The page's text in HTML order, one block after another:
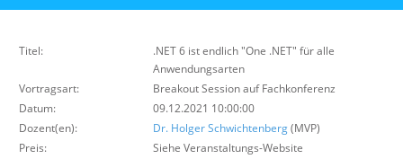
Über uns
Titel:
.NET 6 ist endlich "One .NET" für alle
Anwendungsarten
Vortragsart:
Breakout Session auf Fachkonferenz
Datum:
09.12.2021 10:00:00
Dozent(en):
Dr. Holger Schwichtenberg(MVP)
Preis:
Siehe Veranstaltungs-Website